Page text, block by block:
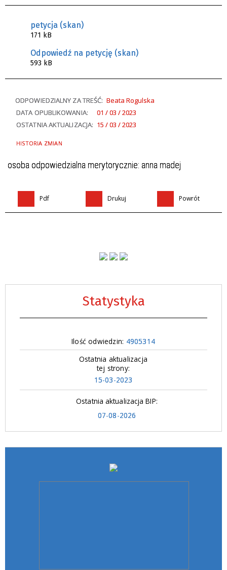
Statystyka
Ilość odwiedzin: 4905314
Ostatnia aktualizacja
tej strony:
15-03-2023
Ostatnia aktualizacja BIP:
07-08-2026
petycja (skan)
171 kB
Odpowiedź na petycję (skan)
593 kB
ODPOWIEDZIALNY ZA TREŚĆ: Beata Rogulska
DATA OPUBLIKOWANIA:
01 / 03 / 2023
OSTATNIA AKTUALIZACJA: 15 / 03 / 2023
HISTORIA ZMIAN
osoba odpowiedzialna merytorycznie: anna madej
Pdf Drukuj Powrót